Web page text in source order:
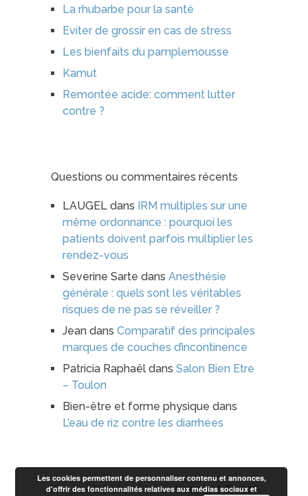
La rhubarbe pour la santé
Eviter de grossir en cas de stress
Les bienfaits du pamplemousse
Kamut
Remontée acide: comment lutter
contre ?
Questions ou commentaires récents
LAUGELdans IRM multiples sur une
même ordonnance : pourquoi les
patients doivent parfois multiplier les
rendez-vous
Severine Sarte dans Anesthésie
générale : quels sont les véritables
risques de ne pas se réveiller ?
Jeandans Comparatif des principales
marques de couches d’incontinence
Patricia Raphaëldans Salon Bien Etre
– Toulon
Bien-être et forme physique dans
L’eau de riz contre les diarrhées
Bien-être beauté et formeCopyright © 2026.
Les cookies permettent de personnaliser contenu et annonces,
d'offrir des fonctionnalités relatives aux médias sociaux et